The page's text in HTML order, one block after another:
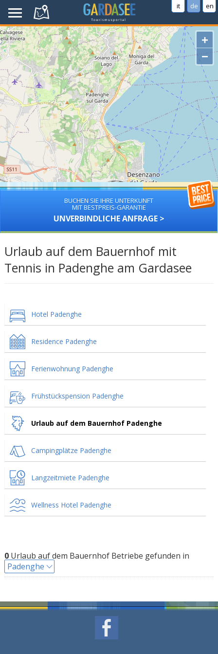
it de en
+
−
BUCHEN SIE IHRE UNTERKUNFT
MIT BESTPREIS-GARANTIE
UNVERBINDLICHE ANFRAGE >
Urlaub auf dem Bauernhof mit
Tennis in Padenghe am Gardasee
Hotel Padenghe
Residence Padenghe
Ferienwohnung Padenghe
Frühstückspension Padenghe
Urlaub auf dem Bauernhof Padenghe
Campingplätze Padenghe
Langzeitmiete Padenghe
Wellness Hotel Padenghe
0Urlaub auf dem Bauernhof Betriebe gefunden in
Padenghe